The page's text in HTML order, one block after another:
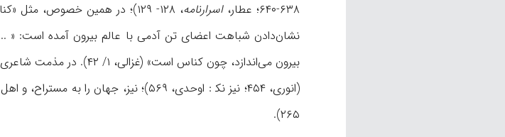
۶۳۸-۶۴۰؛ عطار،
اسرارنامه
نشان‌دادن شباهت اعضای تن آدمی با عالم بیرون آمده است: «
بیرون می‌اندازد، چون
۲۶۵).